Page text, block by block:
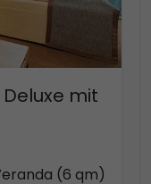
mit
(6 qm)